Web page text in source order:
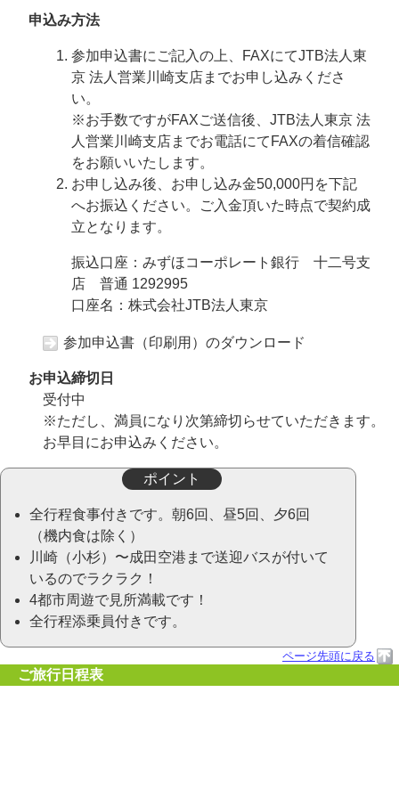
申込み方法
参加申込書にご記入の上、FAXにてJTB法人東
京 法人営業川崎支店までお申し込みくださ
い。
※お手数ですがFAXご送信後、JTB法人東京 法
人営業川崎支店までお電話にてFAXの着信確認
をお願いいたします。
お申し込み後、お申し込み金50,000円を下記
へお振込ください。ご入金頂いた時点で契約成
立となります。
振込口座：みずほコーポレート銀行 十二号支
店 普通 1292995
口座名：株式会社JTB法人東京
参加申込書（印刷用）のダウンロード
お申込締切日
受付中
※ただし、満員になり次第締切らせていただきます。
お早目にお申込みください。
ポイント
全行程食事付きです。朝6回、昼5回、夕6回
（機内食は除く）
川崎（小杉）〜成田空港まで送迎バスが付いて
いるのでラクラク！
4都市周遊で見所満載です！
全行程添乗員付きです。
ページ先頭に戻る
ご旅行日程表